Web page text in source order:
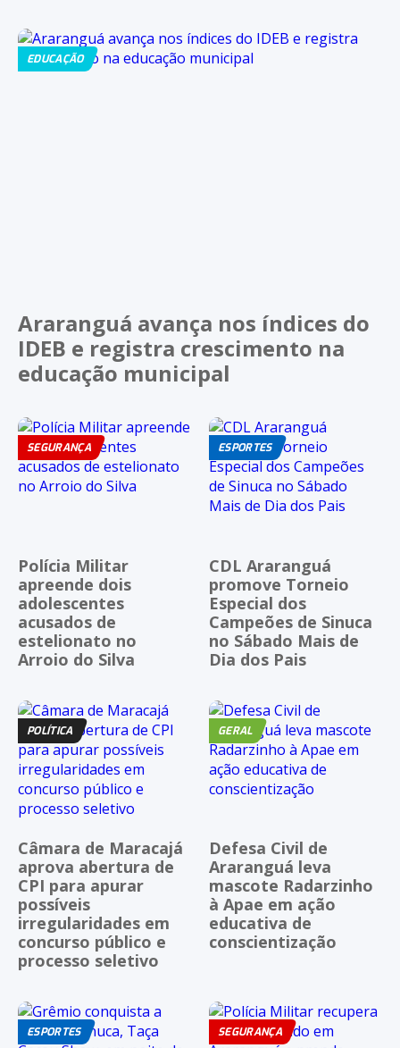
EDUCAÇÃO
Araranguá avança nos índices do
IDEB e registra crescimento na
educação municipal
SEGURANÇA
Polícia Militar
apreende dois
adolescentes
acusados de
estelionato no
Arroio do Silva
ESPORTES
CDL Araranguá
promove Torneio
Especial dos
Campeões de Sinuca
no Sábado Mais de
Dia dos Pais
POLÍTICA
Câmara de Maracajá
aprova abertura de
CPI para apurar
possíveis
irregularidades em
concurso público e
processo seletivo
GERAL
Defesa Civil de
Araranguá leva
mascote Radarzinho
à Apae em ação
educativa de
conscientização
ESPORTES SEGURANÇA